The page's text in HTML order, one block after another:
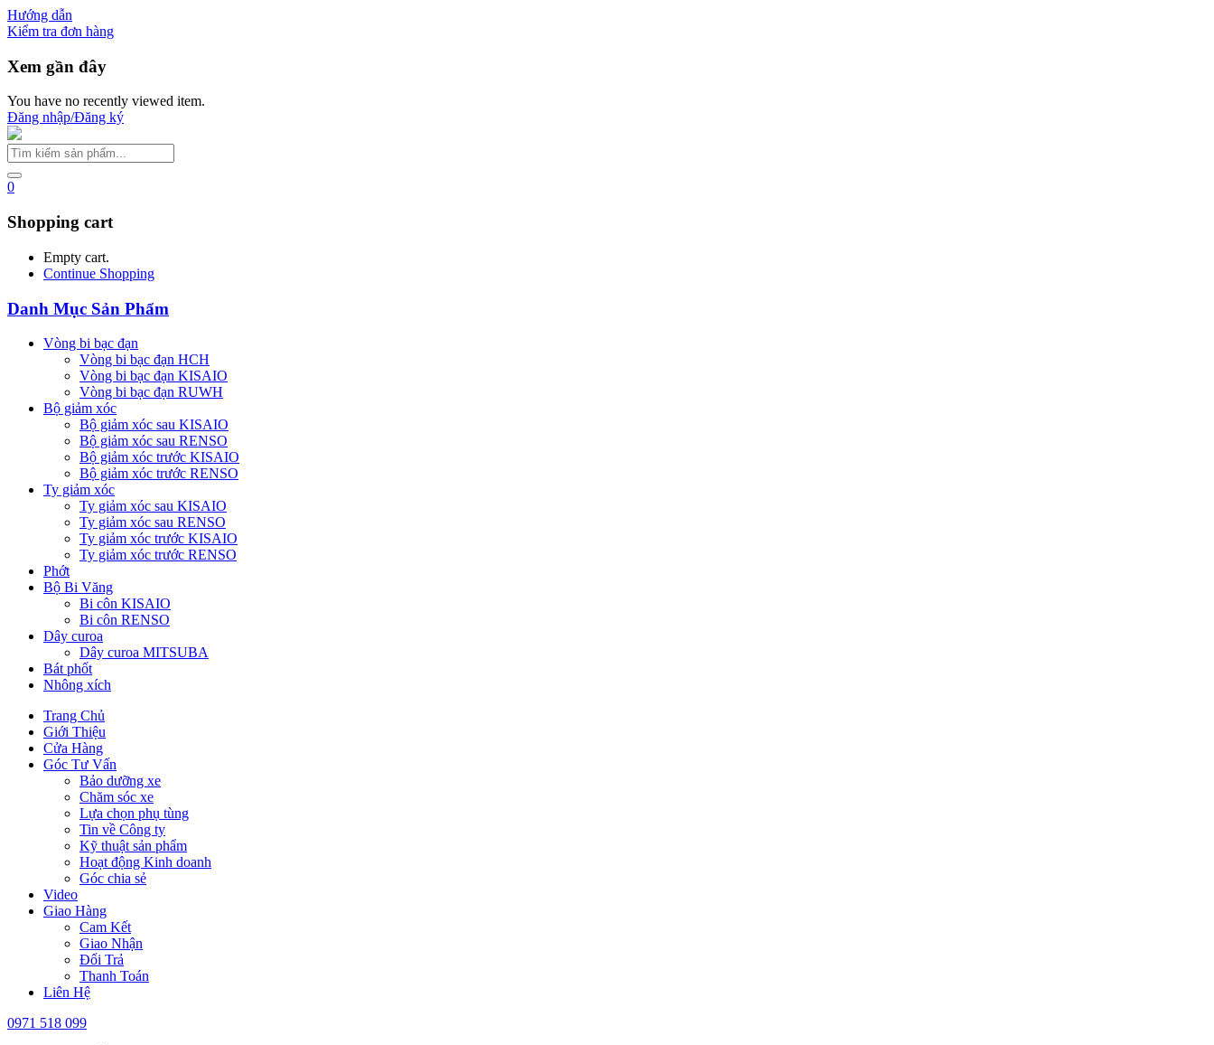
Hướng dẫn
Kiểm tra đơn hàng
Xem gần đây
You have no recently viewed item.
Đăng nhập/Đăng ký
0
Shopping cart
Empty cart.
Continue Shopping
Danh Mục Sản Phẩm
Vòng bi bạc đạn
Vòng bi bạc đạn HCH
Vòng bi bạc đạn KISAIO
Vòng bi bạc đạn RUWH
Bộ giảm xóc
Bộ giảm xóc sau KISAIO
Bộ giảm xóc sau RENSO
Bộ giảm xóc trước KISAIO
Bộ giảm xóc trước RENSO
Ty giảm xóc
Ty giảm xóc sau KISAIO
Ty giảm xóc sau RENSO
Ty giảm xóc trước KISAIO
Ty giảm xóc trước RENSO
Phớt
Bộ Bi Văng
Bi côn KISAIO
Bi côn RENSO
Dây curoa
Dây curoa MITSUBA
Bát phốt
Nhông xích
Trang Chủ
Giới Thiệu
Cửa Hàng
Góc Tư Vấn
Bảo dưỡng xe
Chăm sóc xe
Lựa chọn phụ tùng
Tin về Công ty
Kỹ thuật sản phẩm
Hoạt động Kinh doanh
Góc chia sẻ
Video
Giao Hàng
Cam Kết
Giao Nhận
Đổi Trả
Thanh Toán
Liên Hệ
0971 518 099